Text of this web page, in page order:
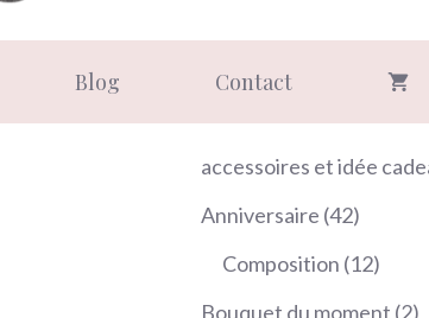
Blog Contact
accessoires et idée
Anniversaire 4242
produits
Composition 1212
Bouquet du moment 22